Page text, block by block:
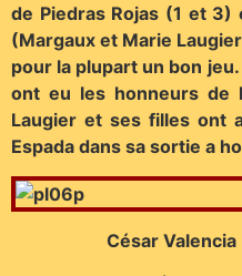
de Piedras Rojas (1 et
(Margaux et Marie
pour la plupart un bon
ont eu les honneurs de
Laugier et ses filles ont
Espada dans sa sortie a
César